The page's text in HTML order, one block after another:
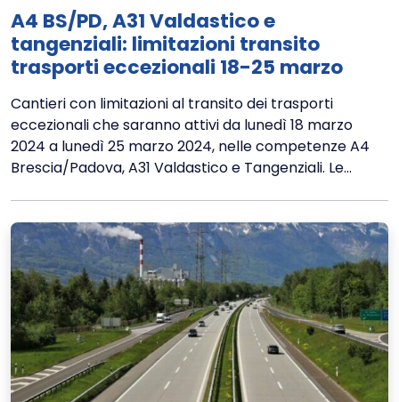
A4 BS/PD, A31 Valdastico e
tangenziali: limitazioni transito
trasporti eccezionali 18-25 marzo
Cantieri con limitazioni al transito dei trasporti
eccezionali che saranno attivi da lunedì 18 marzo
2024 a lunedì 25 marzo 2024, nelle competenze A4
Brescia/Padova, A31 Valdastico e Tangenziali. Le...